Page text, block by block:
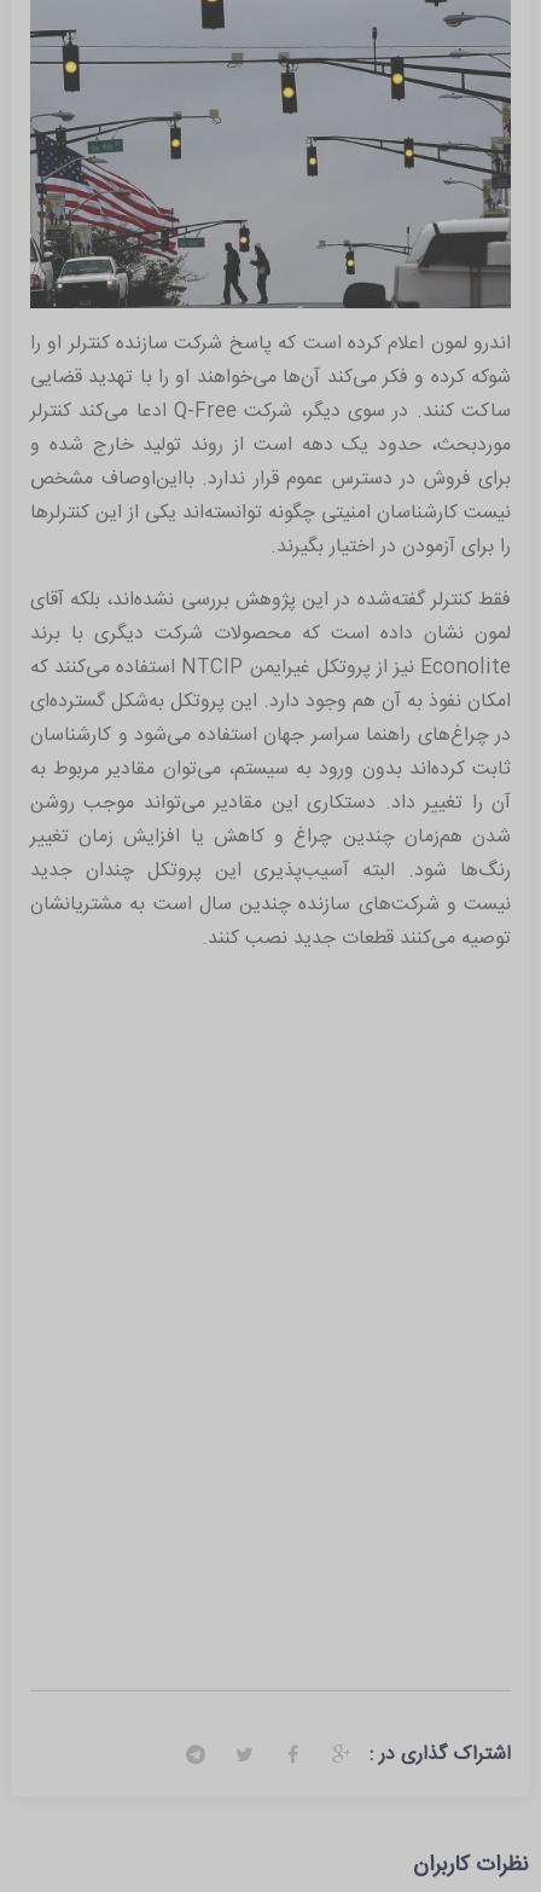
اندرو لمون اعلام کرده است که پاسخ شرکت سازنده کنترلر او را
شوکه کرده و فکر می‌کند آن‌ها می‌خواهند او را با تهدید قضایی
ساکت کنند. در سوی دیگر، شرکت Q-Free ادعا می‌کند کنترلر
موردبحث، حدود یک دهه است از روند تولید خارج شده و
برای فروش در دسترس عموم قرار ندارد. بااین‌اوصاف مشخص
نیست کارشناسان امنیتی چگونه توانسته‌اند یکی از این کنترلرها
را برای آزمودن در اختیار بگیرند.
فقط کنترلر گفته‌شده در این پژوهش بررسی نشده‌اند، بلکه آقای
لمون نشان داده است که محصولات شرکت دیگری با برند
Econolite نیز از پروتکل غیرایمن NTCIP استفاده می‌کنند که
امکان نفوذ به آن هم وجود دارد. این پروتکل به‌شکل گسترده‌ای
در چراغ‌های راهنما سراسر جهان استفاده می‌شود و کارشناسان
ثابت کرده‌اند بدون ورود به سیستم، می‌توان مقادیر مربوط به
آن را تغییر داد. دستکاری این مقادیر می‌تواند موجب روشن‌
شدن هم‌زمان چندین چراغ و کاهش یا افزایش زمان تغییر
رنگ‌ها شود. البته آسیب‌پذیری این پروتکل چندان جدید
نیست و شرکت‌های سازنده چندین سال است به مشتریانشان
توصیه می‌کنند قطعات جدید نصب کنند.
اشتراک گذاری در :
نظرات کاربران